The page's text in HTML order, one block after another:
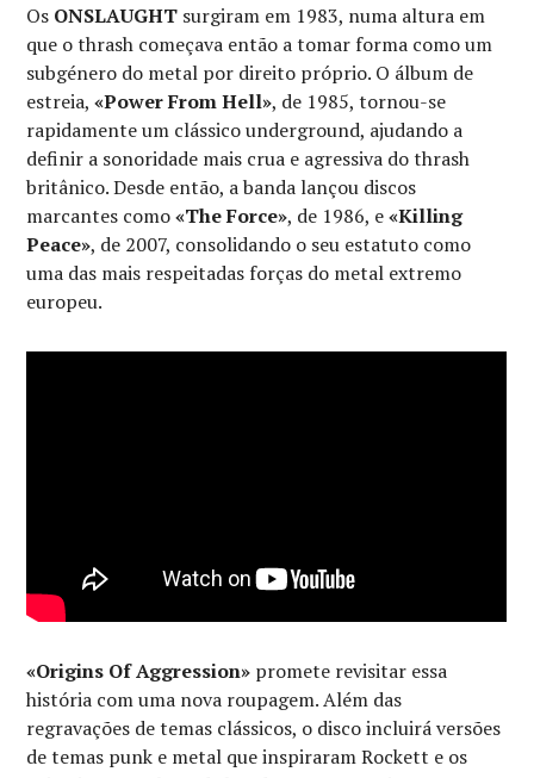
Os ONSLAUGHT surgiram em 1983, numa altura em
que o thrash começava então a tomar forma como um
subgénero do metal por direito próprio. O álbum de
estreia,«Power From Hell», de 1985, tornou-se
rapidamente um clássico underground, ajudando a
definir a sonoridade mais crua e agressiva do thrash
britânico. Desde então, a banda lançou discos
marcantes como«The Force», de 1986, e«Killing
Peace», de 2007, consolidando o seu estatuto como
uma das mais respeitadas forças do metal extremo
europeu.
«Origins Of Aggression» promete revisitar essa
história com uma nova roupagem. Além das
regravações de temas clássicos, o disco incluirá versões
de temas punk e metal que inspiraram Rockett e os